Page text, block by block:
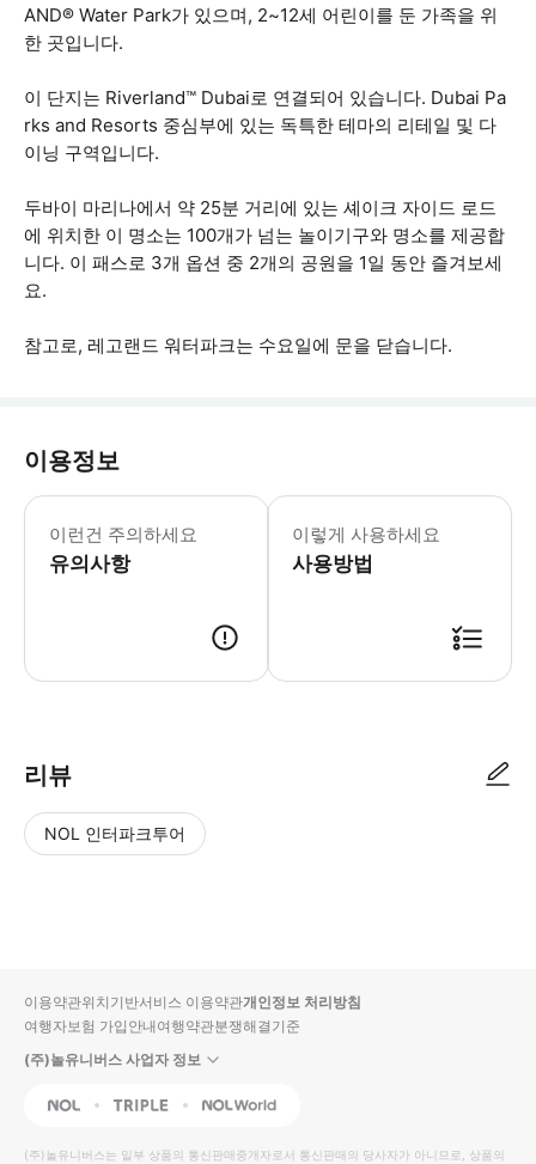
AND® Water Park가 있으며, 2~12세 어린이를 둔 가족을 위
한 곳입니다.
이 단지는 Riverland™ Dubai로 연결되어 있습니다. Dubai Pa
rks and Resorts 중심부에 있는 독특한 테마의 리테일 및 다
이닝 구역입니다.
두바이 마리나에서 약 25분 거리에 있는 셰이크 자이드 로드
에 위치한 이 명소는 100개가 넘는 놀이기구와 명소를 제공합
니다. 이 패스로 3개 옵션 중 2개의 공원을 1일 동안 즐겨보세
요.
참고로, 레고랜드 워터파크는 수요일에 문을 닫습니다.
이용정보
이런건 주의하세요
유의사항
• 공원의 모든 주간 라이브 엔터테인
이렇게 사용하세요
사용방법
리뷰
NOL 인터파크투어
입니
다.
높
동
순
상
이용약관위치기반서비스 이용약관개인정보 처리방침
여행자보험 가입안내여행약관분쟁해결기준
(주)놀유니버스 사업자 정보
NOL Triple Interpark Global
(주)놀유니버스는 일부 상품의 통신판매중개자로서 통신판매의 당사자가 아니므로, 상품의